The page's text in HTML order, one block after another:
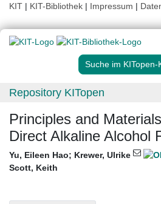
KIT | KIT-Bibliothek | Impressum |
Suche im KITopen-
Repository KITopen
Principles and
Direct Alkaline Alcohol
Yu, Eileen Hao; Krewer, Ulrike
Scott, Keith